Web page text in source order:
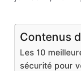
Contenus
Les 10
sécurité pour